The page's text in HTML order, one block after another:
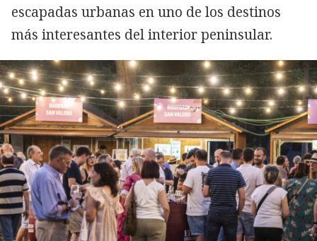
escapadas urbanas en uno de los destinos
más interesantes del interior peninsular.